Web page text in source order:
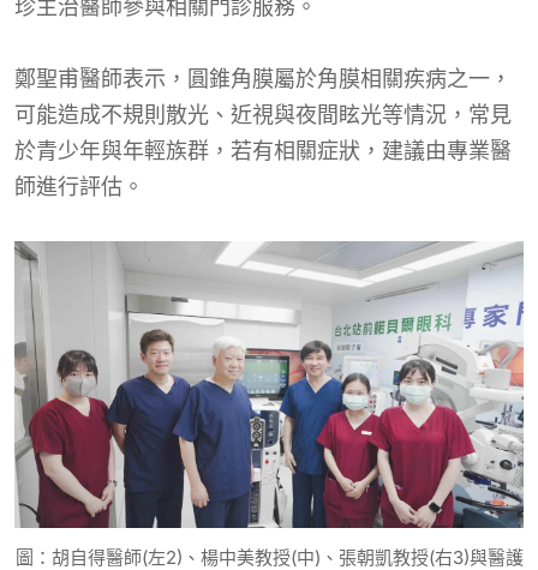
珍主治醫師參與相關門診服務。
鄭聖甫醫師表示，圓錐角膜屬於角膜相關疾病之一，
可能造成不規則散光、近視與夜間眩光等情況，常見
於青少年與年輕族群，若有相關症狀，建議由專業醫
師進行評估。
圖：胡自得醫師(左2)、楊中美教授(中)、張朝凱教授(右3)與醫護